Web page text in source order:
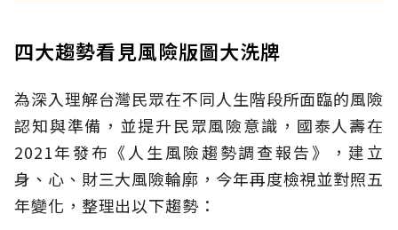
四大趨勢看見風險版圖大洗牌
為深入理解台灣民眾在不同人生階段所面臨的風險
認知與準備，並提升民眾風險意識，國泰人壽在
2021年發布《人生風險趨勢調查報告》，建立
身、心、財三大風險輪廓，今年再度檢視並對照五
年變化，整理出以下趨勢：